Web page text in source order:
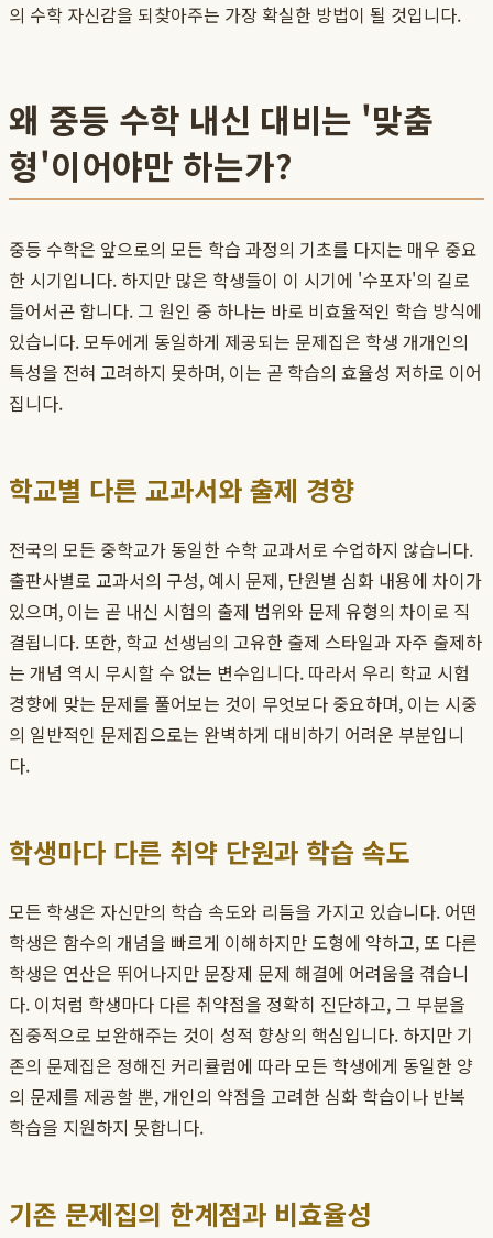
의 수학 자신감을 되찾아주는 가장 확실한 방법이 될 것입니다.
왜 중등 수학 내신 대비는 '맞춤
형'이어야만 하는가?
중등 수학은 앞으로의 모든 학습 과정의 기초를 다지는 매우 중요
한 시기입니다. 하지만 많은 학생들이 이 시기에 '수포자'의 길로
들어서곤 합니다. 그 원인 중 하나는 바로 비효율적인 학습 방식에
있습니다. 모두에게 동일하게 제공되는 문제집은 학생 개개인의
특성을 전혀 고려하지 못하며, 이는 곧 학습의 효율성 저하로 이어
집니다.
학교별 다른 교과서와 출제 경향
전국의 모든 중학교가 동일한 수학 교과서로 수업하지 않습니다.
출판사별로 교과서의 구성, 예시 문제, 단원별 심화 내용에 차이가
있으며, 이는 곧 내신 시험의 출제 범위와 문제 유형의 차이로 직
결됩니다. 또한, 학교 선생님의 고유한 출제 스타일과 자주 출제하
는 개념 역시 무시할 수 없는 변수입니다. 따라서 우리 학교 시험
경향에 맞는 문제를 풀어보는 것이 무엇보다 중요하며, 이는 시중
의 일반적인 문제집으로는 완벽하게 대비하기 어려운 부분입니
다.
학생마다 다른 취약 단원과 학습 속도
모든 학생은 자신만의 학습 속도와 리듬을 가지고 있습니다. 어떤
학생은 함수의 개념을 빠르게 이해하지만 도형에 약하고, 또 다른
학생은 연산은 뛰어나지만 문장제 문제 해결에 어려움을 겪습니
다. 이처럼 학생마다 다른 취약점을 정확히 진단하고, 그 부분을
집중적으로 보완해주는 것이 성적 향상의 핵심입니다. 하지만 기
존의 문제집은 정해진 커리큘럼에 따라 모든 학생에게 동일한 양
의 문제를 제공할 뿐, 개인의 약점을 고려한 심화 학습이나 반복
학습을 지원하지 못합니다.
기존 문제집의 한계점과 비효율성